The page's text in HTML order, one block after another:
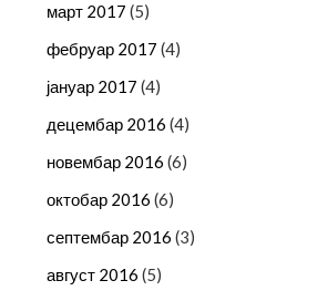
март 2017 (5)
фебруар 2017 (4)
јануар 2017 (4)
децембар 2016 (4)
новембар 2016 (6)
октобар 2016 (6)
септембар 2016 (3)
август 2016 (5)